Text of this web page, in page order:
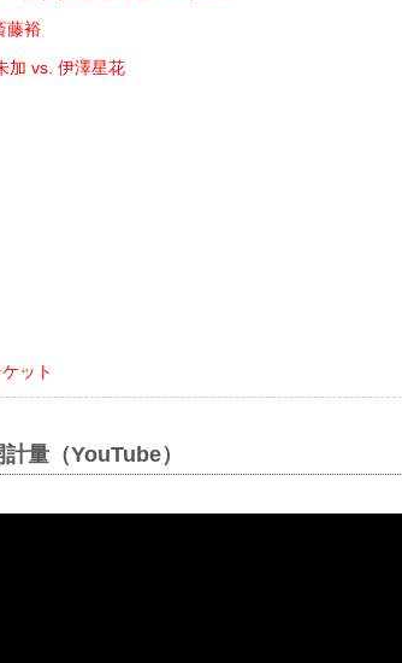
藤裕
加 vs. 伊澤星花
ット
量（YouTube）